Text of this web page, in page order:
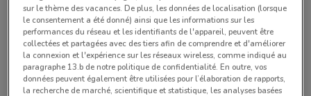
2.9 km
OUVERT
11 Boulevard De Grenelle Paris
3.8 km
OUVERT
sur le thème des vacances. De plus, les données de localisation (lorsque
le consentement a été donné) ainsi que les informations sur les
performances du réseau et les identifiants de l'appareil, peuvent être
collectées et partagées avec des tiers afin de comprendre et d'améliorer
la connexion et l'expérience sur les réseaux wireless, comme indiqué au
paragraphe 13.b de notre politique de confidentialité. En outre, vos
données peuvent également être utilisées pour l’élaboration de rapports,
la recherche de marché, scientifique et statistique, les analyses basées